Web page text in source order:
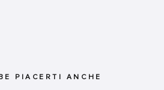
PIACERTI ANCHE